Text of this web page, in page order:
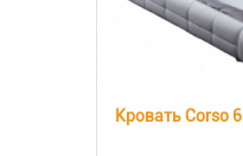
Кровать Corso